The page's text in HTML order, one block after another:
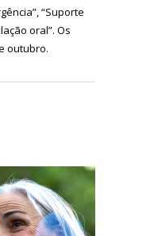
“Suporte
oral”. Os
outubro.